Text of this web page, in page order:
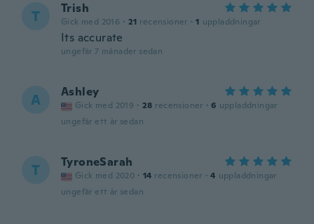
T Trish
Gick med 2016 · 21 recensioner · 1 uppladdningar
Its accurate
ungefär 7 månader sedan
A Ashley
Gick med 2019 · 28 recensioner · 6 uppladdningar
ungefär ett år sedan
T TyroneSarah
Gick med 2020 · 14 recensioner · 4 uppladdningar
ungefär ett år sedan